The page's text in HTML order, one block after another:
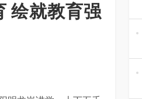
绘就教育强